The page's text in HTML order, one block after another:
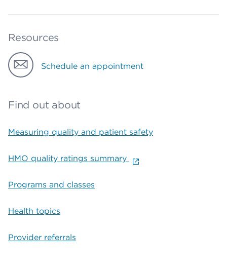
Resources
Schedule an appointment
Find out about
Measuring quality and patient safety
HMO quality ratings summary
Programs and classes
Health topics
Provider referrals